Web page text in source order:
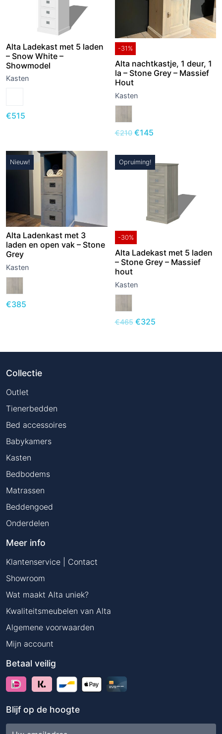
Alta Ladekast met 5 laden
– Snow White –
Showmodel
Kasten
€515
-31%
Alta nachtkastje, 1 deur, 1
la – Stone Grey – Massief
Hout
Kasten
€210 Oorspronkelijke
was:
€210.
€145Huidige
is:
€145.
Nieuw!
Alta Ladenkast met 3
laden en open vak – Stone
Grey
Kasten
€385
Opruiming!
-30%
Alta Ladekast met 5 laden
– Stone Grey – Massief
hout
Kasten
€465 €325
Collectie
Outlet
Tienerbedden
Bed accessoires
Babykamers
Kasten
Bedbodems
Matrassen
Beddengoed
Onderdelen
Meer info
Klantenservice | Contact
Showroom
Wat maakt Alta uniek?
Kwaliteitsmeubelen van Alta
Algemene voorwaarden
Mijn account
Betaal veilig
Blijf op de hoogte